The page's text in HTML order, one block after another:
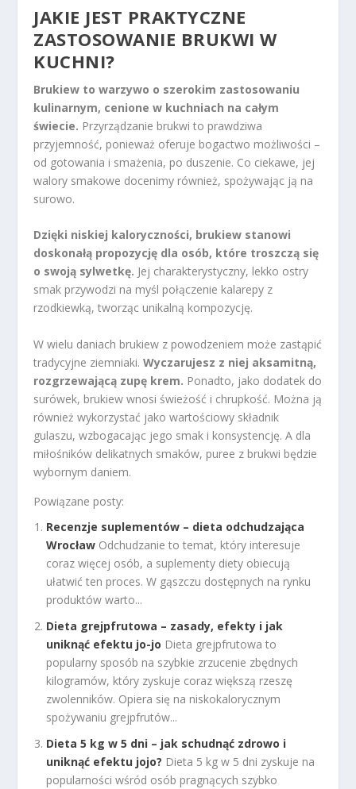
JAKIE JEST PRAKTYCZNE
ZASTOSOWANIE BRUKWI W
KUCHNI?
Brukiew to warzywo o szerokim zastosowaniu
kulinarnym, cenione w kuchniach na całym
świecie. Przyrządzanie brukwi to prawdziwa
przyjemność, ponieważ oferuje bogactwo możliwości –
od gotowania i smażenia, po duszenie. Co ciekawe, jej
walory smakowe docenimy również, spożywając ją na
surowo.
Dzięki niskiej kaloryczności, brukiew stanowi
doskonałą propozycję dla osób, które troszczą się
o swoją sylwetkę. Jej charakterystyczny, lekko ostry
smak przywodzi na myśl połączenie kalarepy z
rzodkiewką, tworząc unikalną kompozycję.
W wielu daniach brukiew z powodzeniem może zastąpić
tradycyjne ziemniaki.Wyczarujesz z niej aksamitną,
rozgrzewającą zupę krem. Ponadto, jako dodatek do
surówek, brukiew wnosi świeżość i chrupkość. Można ją
również wykorzystać jako wartościowy składnik
gulaszu, wzbogacając jego smak i konsystencję. A dla
miłośników delikatnych smaków, puree z brukwi będzie
wybornym daniem.
Powiązane posty:
Recenzje suplementów – dieta odchudzająca
Wrocław Odchudzanie to temat, który interesuje
coraz więcej osób, a suplementy diety obiecują
ułatwić ten proces. W gąszczu dostępnych na rynku
produktów warto...
Dieta grejpfrutowa – zasady, efekty i jak
uniknąć efektu jo-jo Dieta grejpfrutowa to
popularny sposób na szybkie zrzucenie zbędnych
kilogramów, który zyskuje coraz większą rzeszę
zwolenników. Opiera się na niskokalorycznym
spożywaniu grejpfrutów...
Dieta 5 kg w 5 dni – jak schudnąć zdrowo i
uniknąć efektu jojo? Dieta 5 kg w 5 dni zyskuje na
popularności wśród osób pragnących szybko